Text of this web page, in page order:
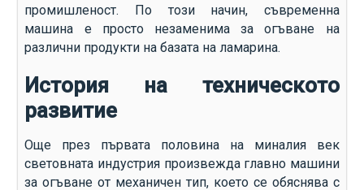
промишленост. По този начин, съвременна
машина е просто незаменима за огъване на
различни продукти на базата на ламарина.
История на техническото
развитие
Още през първата половина на миналия век
световната индустрия произвежда главно машини
за огъване от механичен тип, което се обяснява с